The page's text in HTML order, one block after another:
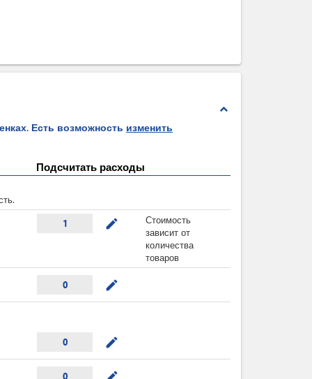
expand_less
Есть возможность изменить
Подсчитать расходы
1 mode_edit
Стоимость
зависит от
количества
товаров
0 mode_edit
0 mode_edit
0